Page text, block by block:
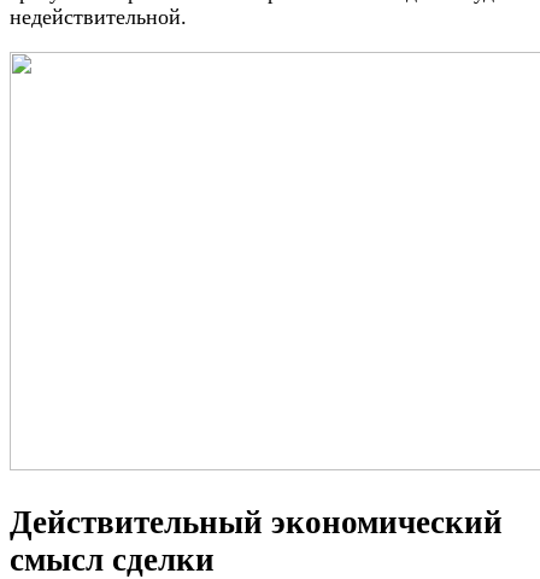
недействительной.
Действительный экономический
смысл сделки